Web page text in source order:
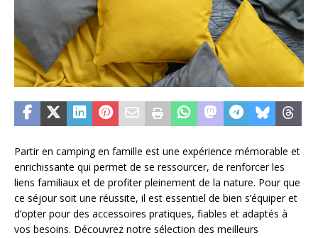
Partir en camping en famille est une expérience mémorable et
enrichissante qui permet de se ressourcer, de renforcer les
liens familiaux et de profiter pleinement de la nature. Pour que
ce séjour soit une réussite, il est essentiel de bien s’équiper et
d’opter pour des accessoires pratiques, fiables et adaptés à
vos besoins. Découvrez notre sélection des meilleurs